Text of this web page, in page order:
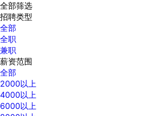
全部筛选
招聘类型
全部
全职
兼职
薪资范围
全部
2000以上
4000以上
6000以上